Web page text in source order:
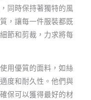
同時保持著獨特的風
，讓每一件服裝都既
節和剪裁，力求將每
用優質的面料，如絲
度和耐久性。他們與
保可以獲得最好的材